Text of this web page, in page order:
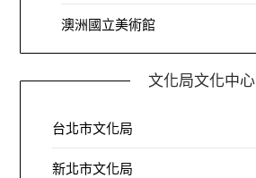
澳洲國立美術館
文化局文化中心
台北市文化局
新北市文化局